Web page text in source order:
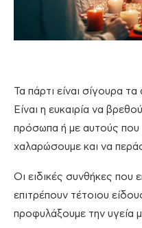
Τα πάρτι είναι σίγουρα
Είναι η ευκαιρία να
πρόσωπα ή με αυτούς που
χαλαρώσουμε και να
Οι ειδικές συνθήκες που
επιτρέπουν τέτοιου
προφυλάξουμε την υγεία